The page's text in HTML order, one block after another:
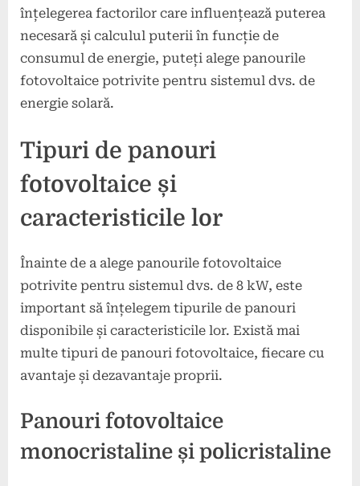
înțelegerea factorilor care influențează puterea
necesară și calculul puterii în funcție de
consumul de energie, puteți alege panourile
fotovoltaice potrivite pentru sistemul dvs. de
energie solară.
Tipuri de panouri
fotovoltaice și
caracteristicile lor
Înainte de a alege panourile fotovoltaice
potrivite pentru sistemul dvs. de 8 kW, este
important să înțelegem tipurile de panouri
disponibile și caracteristicile lor. Există mai
multe tipuri de panouri fotovoltaice, fiecare cu
avantaje și dezavantaje proprii.
Panouri fotovoltaice
monocristaline și policristaline